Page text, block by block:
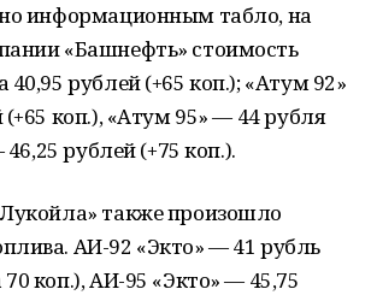
информационным табло, на
«Башнефть» стоимость
рублей (+65 коп.); «Атум 92»
коп.), «Атум 95» — 44 рубля
рублей (+75 коп.).
также произошло
АИ-92 «Экто» — 41 рубль
коп.), АИ-95 «Экто» — 45,75